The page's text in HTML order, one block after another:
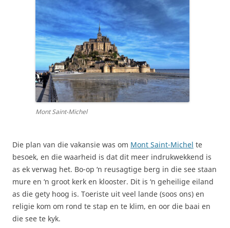
Mont Saint-Michel
Die plan van die vakansie was om Mont Saint-Michel te
besoek, en die waarheid is dat dit meer indrukwekkend is
as ek verwag het. Bo-op ‘n reusagtige berg in die see staan
mure en ‘n groot kerk en klooster. Dit is ‘n geheilige eiland
as die gety hoog is. Toeriste uit veel lande (soos ons) en
religie kom om rond te stap en te klim, en oor die baai en
die see te kyk.